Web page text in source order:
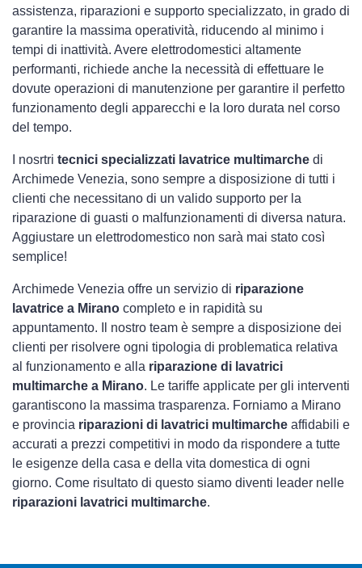
assistenza, riparazioni e supporto specializzato, in grado di
garantire la massima operatività, riducendo al minimo i
tempi di inattività. Avere elettrodomestici altamente
performanti, richiede anche la necessità di effettuare le
dovute operazioni di manutenzione per garantire il perfetto
funzionamento degli apparecchi e la loro durata nel corso
del tempo.
I nosrtri tecnici specializzati lavatrice multimarche di
Archimede Venezia, sono sempre a disposizione di tutti i
clienti che necessitano di un valido supporto per la
riparazione di guasti o malfunzionamenti di diversa natura.
Aggiustare un elettrodomestico non sarà mai stato così
semplice!
Archimede Venezia offre un servizio di riparazione
lavatrice a Mirano completo e in rapidità su
appuntamento. Il nostro team è sempre a disposizione dei
clienti per risolvere ogni tipologia di problematica relativa
al funzionamento e alla riparazione di lavatrici
multimarche a Mirano. Le tariffe applicate per gli interventi
garantiscono la massima trasparenza. Forniamo a Mirano
e provincia riparazioni di lavatrici multimarche affidabili e
accurati a prezzi competitivi in modo da rispondere a tutte
le esigenze della casa e della vita domestica di ogni
giorno. Come risultato di questo siamo diventi leader nelle
riparazioni lavatrici multimarche.